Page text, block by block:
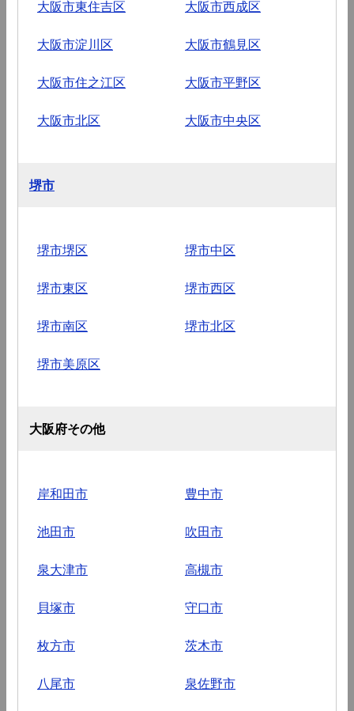
大阪市東住吉区 大阪市西成区
大阪市淀川区 大阪市鶴見区
大阪市住之江区 大阪市平野区
大阪市北区 大阪市中央区
堺市
堺市堺区 堺市中区
堺市東区 堺市西区
堺市南区 堺市北区
堺市美原区
大阪府その他
岸和田市 豊中市
池田市 吹田市
泉大津市 高槻市
貝塚市 守口市
枚方市 茨木市
八尾市 泉佐野市